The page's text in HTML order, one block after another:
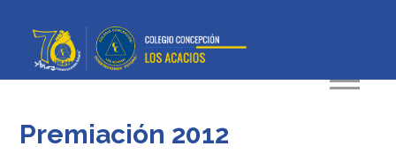
Premiación 2012